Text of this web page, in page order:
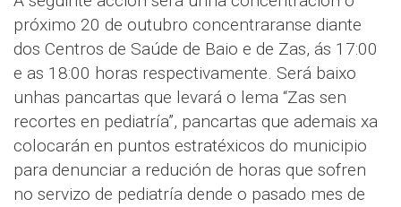
próximo 20 de outubro concentraranse diante
dos Centros de Saúde de Baio e de Zas, ás 17:00
e as 18:00 horas respectivamente. Será baixo
unhas pancartas que levará o lema “Zas sen
recortes en pediatría”, pancartas que ademais xa
colocarán en puntos estratéxicos do municipio
para denunciar a redución de horas que sofren
no servizo de pediatría dende o pasado mes de